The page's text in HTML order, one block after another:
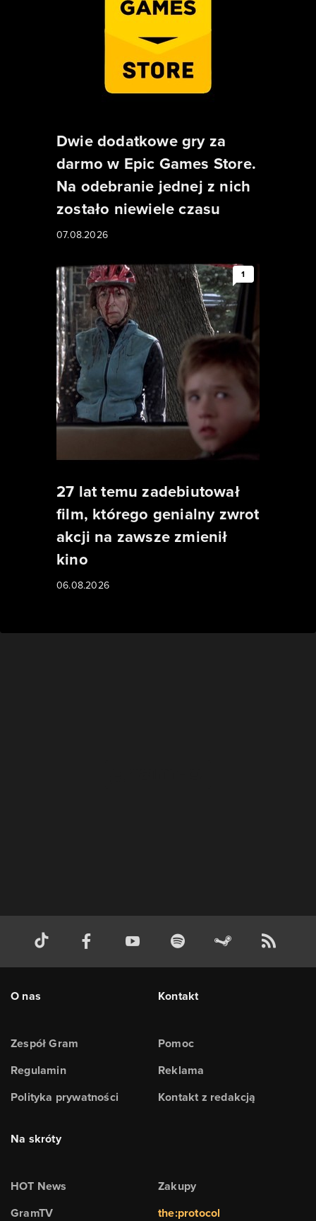
Dwie dodatkowe gry za
darmo w Epic Games Store.
Na odebranie jednej z nich
zostało niewiele czasu
07.08.2026
1
27 lat temu zadebiutował
film, którego genialny zwrot
akcji na zawsze zmienił
kino
06.08.2026
O nas
Zespół Gram
Regulamin
Polityka prywatności
Kontakt
Pomoc
Reklama
Kontakt z redakcją
Na skróty
HOT News
GramTV
Zakupy
the:protocol